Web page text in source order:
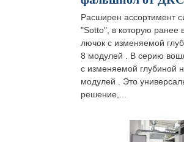
Расширен ассортимент
"Sotto", в которую ранее
лючок с изменяемой
8 модулей . В серию
с изменяемой глубиной
модулей . Это
решение,...